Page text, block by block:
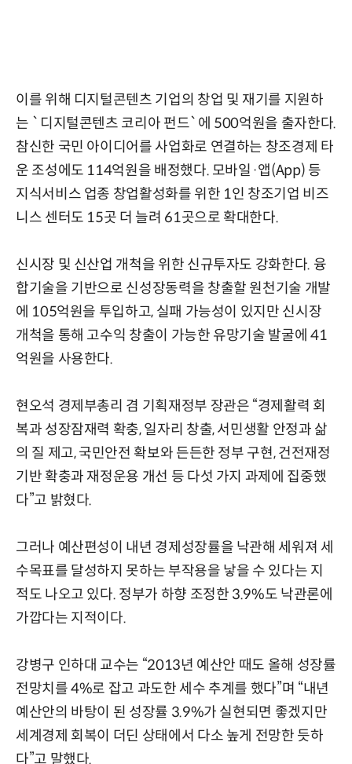
이를 위해 디지털콘텐츠 기업의 창업 및 재기를 지원하
는 `디지털콘텐츠 코리아 펀드`에 500억원을 출자한다.
참신한 국민 아이디어를 사업화로 연결하는 창조경제 타
운 조성에도 114억원을 배정했다. 모바일·앱(App) 등
지식서비스 업종 창업활성화를 위한 1인 창조기업 비즈
니스 센터도 15곳 더 늘려 61곳으로 확대한다.
신시장 및 신산업 개척을 위한 신규투자도 강화한다. 융
합기술을 기반으로 신성장동력을 창출할 원천기술 개발
에 105억원을 투입하고, 실패 가능성이 있지만 신시장
개척을 통해 고수익 창출이 가능한 유망기술 발굴에 41
억원을 사용한다.
현오석 경제부총리 겸 기획재정부 장관은 “경제활력 회
복과 성장잠재력 확충, 일자리 창출, 서민생활 안정과 삶
의 질 제고, 국민안전 확보와 든든한 정부 구현, 건전재정
기반 확충과 재정운용 개선 등 다섯 가지 과제에 집중했
다”고 밝혔다.
그러나 예산편성이 내년 경제성장률을 낙관해 세워져 세
수목표를 달성하지 못하는 부작용을 낳을 수 있다는 지
적도 나오고 있다. 정부가 하향 조정한 3.9%도 낙관론에
가깝다는 지적이다.
강병구 인하대 교수는 “2013년 예산안 때도 올해 성장률
전망치를 4%로 잡고 과도한 세수 추계를 했다”며 “내년
예산안의 바탕이 된 성장률 3.9%가 실현되면 좋겠지만
세계경제 회복이 더딘 상태에서 다소 높게 전망한 듯하
다”고 말했다.